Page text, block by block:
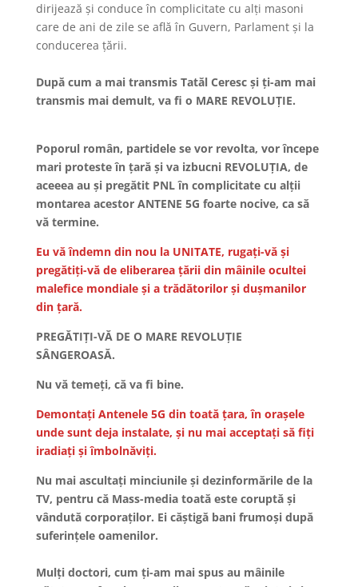
dirijează și conduce în complicitate cu alți masoni
care de ani de zile se află în Guvern, Parlament și la
conducerea țării.
După cum a mai transmis Tatăl Ceresc și ți-am mai
transmis mai demult, va fi o MARE REVOLUȚIE.
Poporul român, partidele se vor revolta, vor începe
mari proteste în țară și va izbucni REVOLUȚIA, de
aceeea au și pregătit PNL în complicitate cu alții
montarea acestor ANTENE 5G foarte nocive, ca să
vă termine.
Eu vă îndemn din nou la UNITATE, rugați-vă și
pregătiți-vă de eliberarea țării din mâinile ocultei
malefice mondiale și a trădătorilor și dușmanilor
din țară.
PREGĂTIȚI-VĂ DE O MARE REVOLUȚIE
SÂNGEROASĂ.
Nu vă temeți, că va fi bine.
Demontați Antenele 5G din toată țara, în orașele
unde sunt deja instalate, și nu mai acceptați să fiți
iradiați și îmbolnăviți.
Nu mai ascultați minciunile și dezinformările de la
TV, pentru că Mass-media toată este coruptă și
vândută corporaților. Ei căștigă bani frumoși după
suferințele oamenilor.
Mulți doctori, cum ți-am mai spus au mâinile